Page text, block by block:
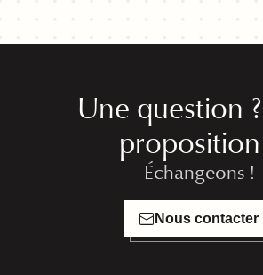
Une question
proposition
Échangeons !
Nous contacter